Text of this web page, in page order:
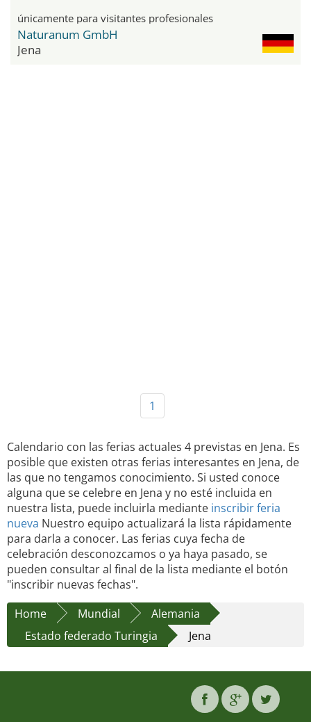
únicamente para visitantes profesionales
Naturanum GmbH
Jena
1
Calendario con las ferias actuales 4 previstas en Jena. Es
posible que existen otras ferias interesantes en Jena, de
las que no tengamos conocimiento. Si usted conoce
alguna que se celebre en Jena y no esté incluida en
nuestra lista, puede incluirla mediante inscribir feria
nueva Nuestro equipo actualizará la lista rápidamente
para darla a conocer. Las ferias cuya fecha de
celebración desconozcamos o ya haya pasado, se
pueden consultar al final de la lista mediante el botón
"inscribir nuevas fechas".
Home
Mundial
Alemania
Estado federado Turingia
Jena